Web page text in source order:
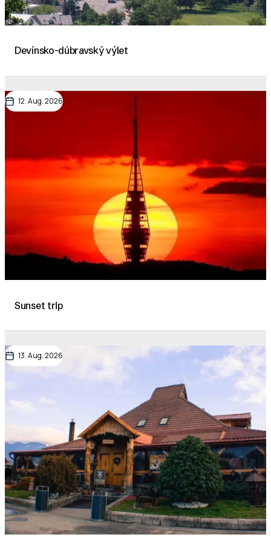
20
Devínsko-dúbravský výlet
12. Aug. 2026
Sunset trip
13. Aug. 2026